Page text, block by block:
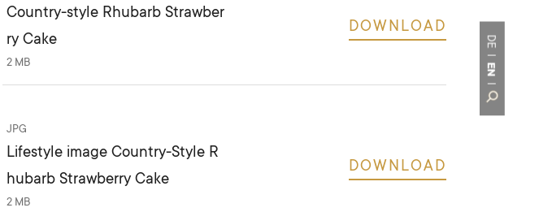
DE
EN
Country-style Rhubarb Strawber
ry Cake
2 MB
DOWNLOAD
JPG
Lifestyle image Country-Style R
hubarb Strawberry Cake
2 MB
DOWNLOAD